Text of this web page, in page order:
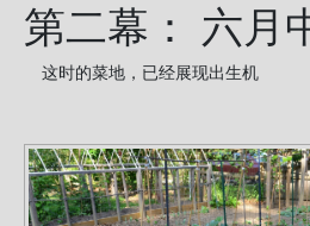
第二幕： 六月
这时的菜地，已经展现出生机